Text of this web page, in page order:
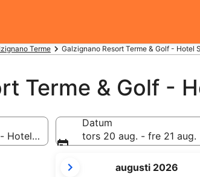
Terme Galzignano Resort Terme & Golf - Hotel
Terme & Golf -
Datum
tors 20 aug. - fre 21 aug.
nuvarande
augusti 2026